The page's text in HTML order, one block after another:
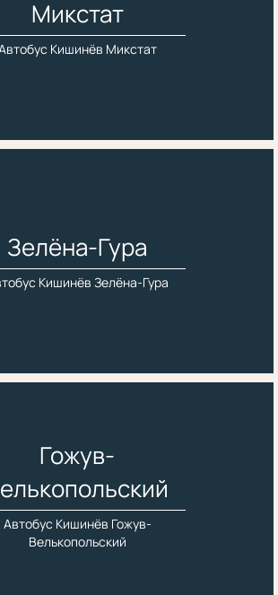
Микстат
Кишинёв Микстат
Зелёна-Гура
Кишинёв Зелёна-Гура
Гожув-
Автобус Кишинёв Гожув-
Велькопольский